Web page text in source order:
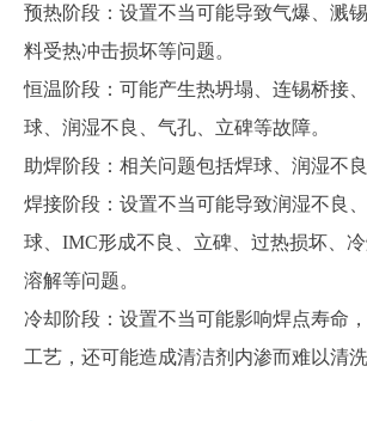
预热阶段：设置不当可能导致气爆、溅
料受热冲击损坏等问题。
恒温阶段：可能产生热坍塌、连锡桥接
球、润湿不良、气孔、立碑等故障。
助焊阶段：相关问题包括焊球、润湿不良
焊接阶段：设置不当可能导致润湿不良
球、 IMC形成不良、立碑、过热损坏、
溶解等问题。
冷却阶段：设置不当可能影响焊点寿命
工艺，还可能造成清洁剂内渗而难以清洗